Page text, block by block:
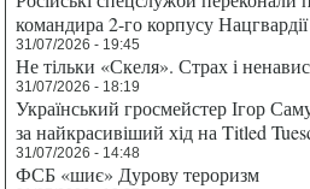
командира 2-го корпусу Нацгвардії
31/07/2026 - 19:45
Не тільки «Скеля». Страх і
31/07/2026 - 18:19
Український гросмейстер Ігор
за найкрасивіший хід на Titled
31/07/2026 - 14:48
ФСБ «шиє» Дурову тероризм